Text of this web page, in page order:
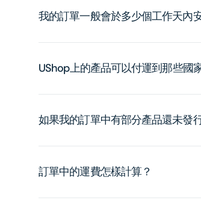
我的訂單一般會於多少個工作天內
UShop上的產品可以付運到那些國
如果我的訂單中有部分產品還未發
訂單中的運費怎樣計算？